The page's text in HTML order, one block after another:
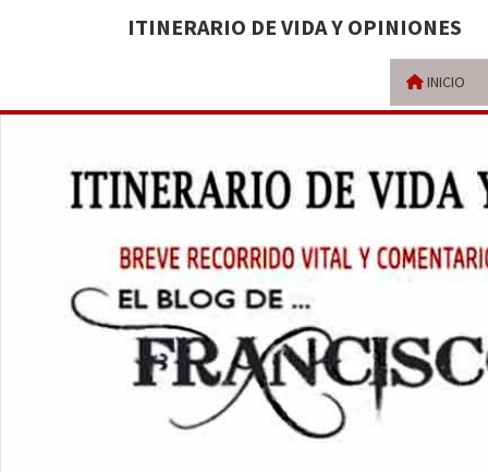
ITINERARIO DE VIDA Y OPINIONES
INICIO